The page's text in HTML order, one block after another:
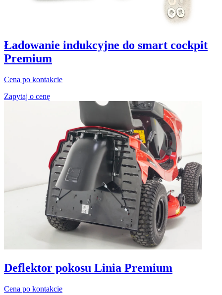
Ładowanie indukcyjne do smart cockpit
Premium
Cena po kontakcie
Zapytaj o cenę
Deflektor pokosu Linia Premium
Cena po kontakcie